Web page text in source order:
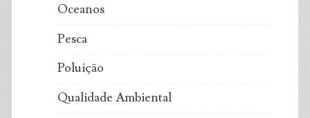
Oceanos
Pesca
Poluição
Qualidade Ambiental